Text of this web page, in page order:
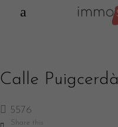
Calle Puigcerdà
5576
Share this